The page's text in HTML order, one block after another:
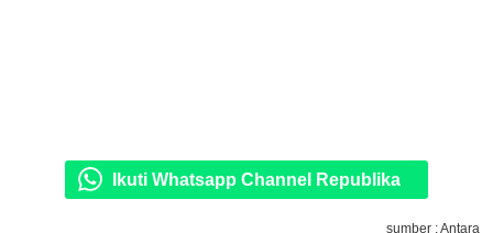
Ikuti Whatsapp Channel Republika
sumber : Antara